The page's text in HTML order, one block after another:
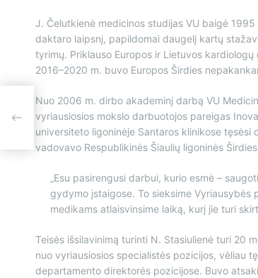
J. Čelutkienė medicinos studijas VU baigė
daktaro laipsnį, papildomai daugelį kartų
tyrimų. Priklauso Europos ir Lietuvos
2016–2020 m. buvo Europos Širdies
Nuo 2006 m. dirbo akademinį darbą VU
vyriausiosios mokslo darbuotojos pareigas
universiteto ligoninėje Santaros klinikose
vadovavo Respublikinės Šiaulių ligoninės
„Esu pasirengusi darbui, kurio esmė –
gydymo įstaigose. To sieksime Vyriausybės
medikams atlaisvinsime laiką, kurį jie turi
Teisės išsilavinimą turinti N. Stasiulienė turi 20
nuo vyriausiosios specialistės pozicijos, vėliau
departamento direktorės pozicijose. Buvo